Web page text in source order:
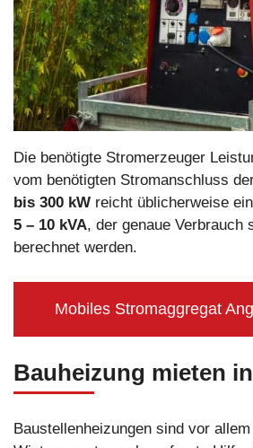
Die benötigte Stromerzeuger
vom benötigten Stromanschluss
bis 300 kW reicht üblicherweise
5 – 10 kVA, der genaue Verbrauch
berechnet werden.
Mobiles Stromaggregat
Bauheizung mieten
Baustellenheizungen sind vor